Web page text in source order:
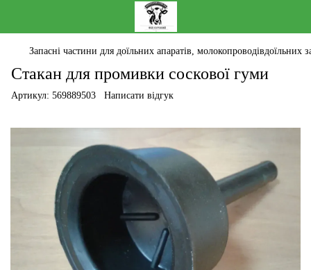
Запасні частини для доїльних апаратів, молокопроводівдоїльних
Стакан для промивки соскової гуми
Артикул: 569889503 Написати відгук